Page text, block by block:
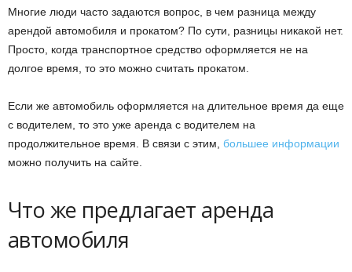
Многие люди часто задаются вопрос, в чем разница между
арендой автомобиля и прокатом? По сути, разницы никакой нет.
Просто, когда транспортное средство оформляется не на
долгое время, то это можно считать прокатом.
Если же автомобиль оформляется на длительное время да еще
с водителем, то это уже аренда с водителем на
продолжительное время. В связи с этим, большее информации
можно получить на сайте.
Что же предлагает аренда
автомобиля